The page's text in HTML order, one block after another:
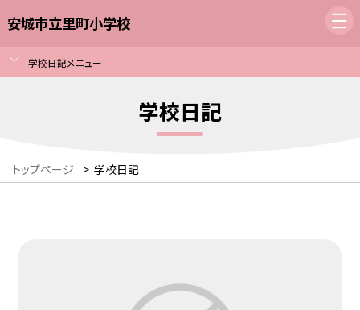
安城市立里町小学校
学校日記メニュー
学校日記
トップページ > 学校日記